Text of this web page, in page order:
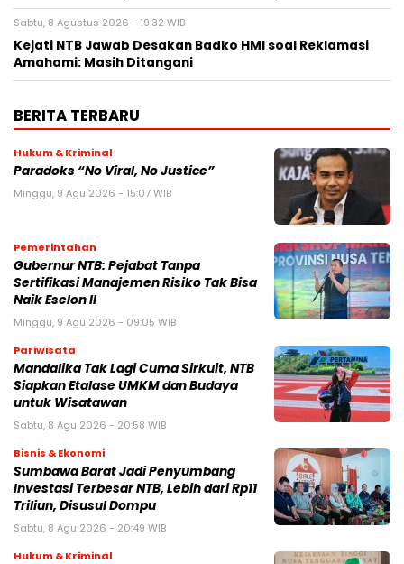
Sabtu, 8 Agustus 2026 - 19:32 WIB
Kejati NTB Jawab Desakan Badko HMI soal Reklamasi
Amahami: Masih Ditangani
BERITA TERBARU
Hukum & Kriminal
Paradoks “No Viral, No Justice”
Minggu, 9 Agu 2026 - 15:07 WIB
Pemerintahan
Gubernur NTB: Pejabat Tanpa
Sertifikasi Manajemen Risiko Tak Bisa
Naik Eselon II
Minggu, 9 Agu 2026 - 09:05 WIB
Pariwisata
Mandalika Tak Lagi Cuma Sirkuit, NTB
Siapkan Etalase UMKM dan Budaya
untuk Wisatawan
Sabtu, 8 Agu 2026 - 20:58 WIB
Bisnis & Ekonomi
Sumbawa Barat Jadi Penyumbang
Investasi Terbesar NTB, Lebih dari Rp11
Triliun, Disusul Dompu
Sabtu, 8 Agu 2026 - 20:49 WIB
Hukum & Kriminal